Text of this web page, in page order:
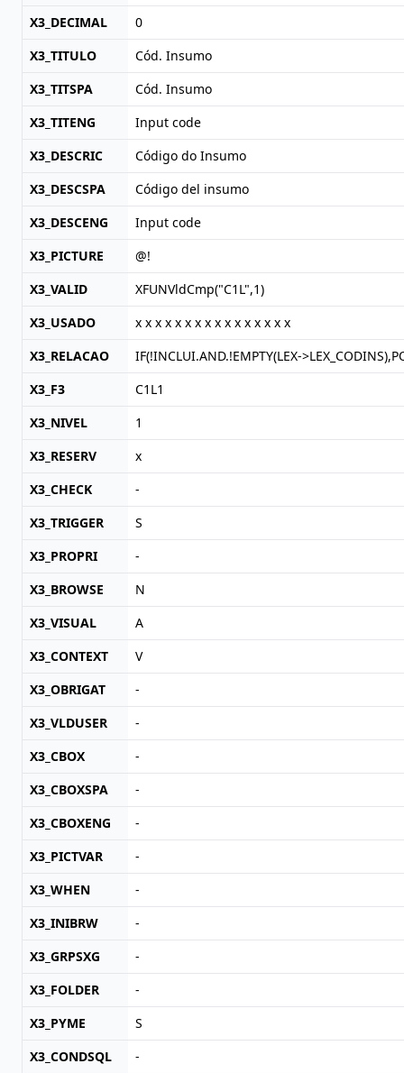
X3_DECIMAL
0
X3_TITULO
Cód. Insumo
X3_TITSPA
Cód. Insumo
X3_TITENG
Input code
X3_DESCRIC
Código do Insumo
X3_DESCSPA
Código del insumo
X3_DESCENG
Input code
X3_PICTURE
@!
X3_VALID
XFUNVldCmp("C1L",1)
X3_USADO
x x x x x x x x x x x x x x x x
X3_RELACAO
IF(!INCLUI.AND.!EMPTY(LEX-
X3_F3
C1L1
X3_NIVEL
1
X3_RESERV
x
X3_CHECK
-
X3_TRIGGER
S
X3_PROPRI
-
X3_BROWSE
N
X3_VISUAL
A
X3_CONTEXT
V
X3_OBRIGAT
-
X3_VLDUSER
-
X3_CBOX
-
X3_CBOXSPA
-
X3_CBOXENG
-
X3_PICTVAR
-
X3_WHEN
-
X3_INIBRW
-
X3_GRPSXG
-
X3_FOLDER
-
X3_PYME
S
X3_CONDSQL
-